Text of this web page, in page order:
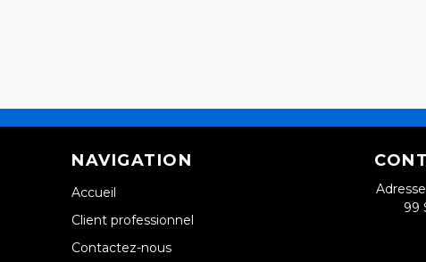
NAVIGATION
Accueil
Client professionnel
Contactez-nous
99